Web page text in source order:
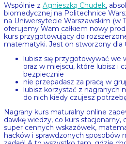
Wspólnie z Agnieszką Chudek,
biomedycznej na Politechnice
na Uniwersytecie Warszawskim (w
oferujemy Wam całkiem nowy
kurs przygotowujący do
matematyki. Jest on stworzony dla
lubisz się przygotowywać we
oraz w miejscu, które lubisz i
bezpiecznie
nie przepadasz za pracą w
lubisz korzystać z nagranych
do nich kiedy czujesz
Nagrany kurs maturalny online
dawkę wiedzy, co kurs stacjonarny,
super cennych wskazówek,
hacków i sprawdzonych sposobów